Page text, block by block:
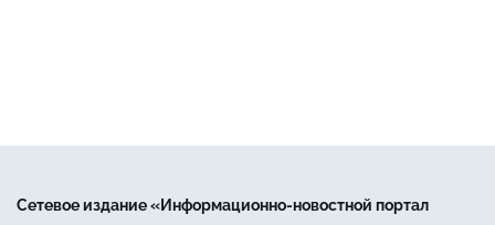
Сетевое издание «Информационно-новостной портал